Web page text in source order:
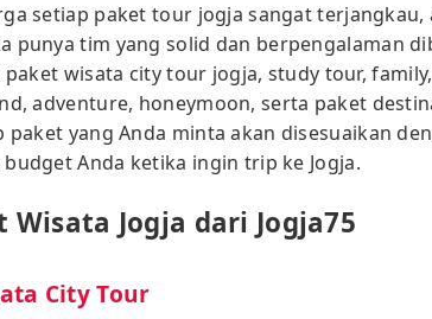
setiap paket tour jogja sangat terjangkau,
punya tim yang solid dan berpengalaman
paket wisata city tour jogja, study tour,
adventure, honeymoon, serta paket
paket yang Anda minta akan disesuaikan
Anda ketika ingin trip ke Jogja.
Wisata Jogja dari Jogja75
City Tour